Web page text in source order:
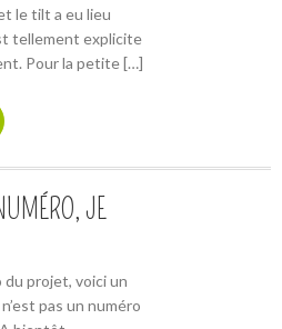
le tilt a eu lieu
tellement explicite
Pour la petite […]
JE
du projet, voici un
pas un numéro